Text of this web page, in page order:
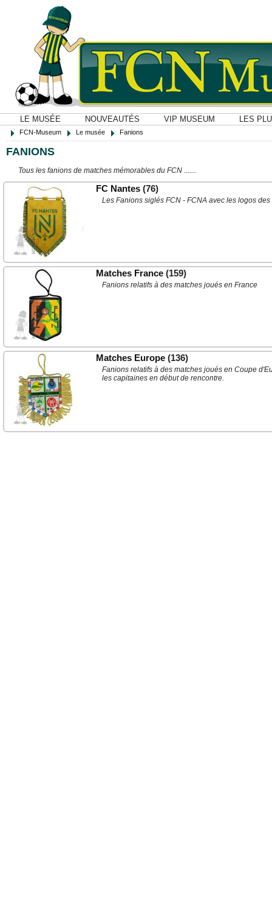
LE MUSÉE NOUVEAUTÉS VIP MUSEUM LES
FCN-Museum Le musée Fanions
FANIONS
Tous les fanions de matches mémorables du FCN .......
FC Nantes (76)
Les Fanions siglés FCN - FCNA avec les logos
Matches France (159)
Fanions relatifs à des matches joués en France
Matches Europe (136)
Fanions relatifs à des matches joués en Coupe
les capitaines en début de rencontre.